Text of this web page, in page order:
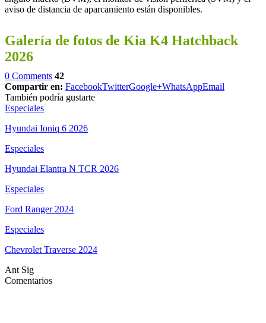
aviso de distancia de aparcamiento están disponibles.
Galería de fotos de Kia K4 Hatchback
2026
0 Comments 42
Compartir en: FacebookTwitterGoogle+WhatsAppEmail
También podría gustarte
Especiales
Hyundai Ioniq 6 2026
Especiales
Hyundai Elantra N TCR 2026
Especiales
Ford Ranger 2024
Especiales
Chevrolet Traverse 2024
Ant Sig
Comentarios